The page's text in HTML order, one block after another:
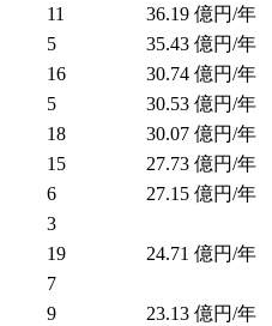
11 36.19 億円/年
5 35.43 億円/年
16 30.74 億円/年
5 30.53 億円/年
18 30.07 億円/年
15 27.73 億円/年
6 27.15 億円/年
3
19 24.71 億円/年
7
9 23.13 億円/年